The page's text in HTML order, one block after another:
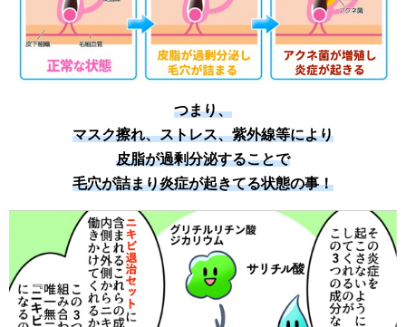
つまり、
マスク擦れ、ストレス、紫外線等により
皮脂が過剰分泌することで
毛穴が詰まり炎症が起きてる状態の事！